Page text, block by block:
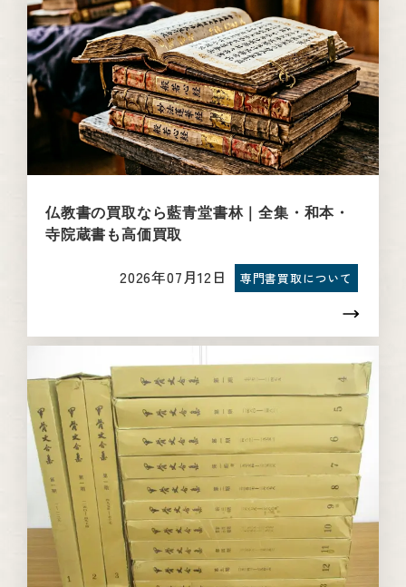
仏教書の買取なら藍青堂書林｜全集・和本・
寺院蔵書も高価買取
2026年07月12日 専門書買取について